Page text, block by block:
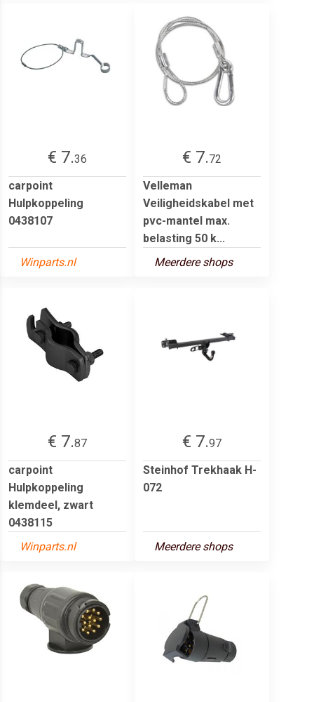
€ 7.36
carpoint
Hulpkoppeling
0438107
Winparts.nl
€ 7.72
Velleman
Veiligheidskabel met
pvc-mantel max.
belasting 50 k...
Meerdere shops
€ 7.87
carpoint
Hulpkoppeling
klemdeel, zwart
0438115
Winparts.nl
€ 7.97
Steinhof Trekhaak H-
072
Meerdere shops